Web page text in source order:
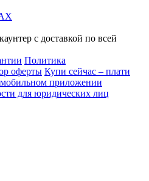
с доставкой по всей
Политика
оферты Купи сейчас – плати
мобильном приложении
для юридических лиц